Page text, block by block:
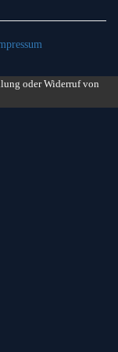
oder Widerruf von